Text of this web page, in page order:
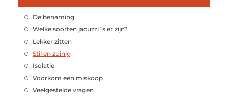
De benaming
Welke soorten jacuzzi´s er zijn?
Lekker zitten
Stil en zuinig
Isolatie
Voorkom een miskoop
Veelgestelde vragen